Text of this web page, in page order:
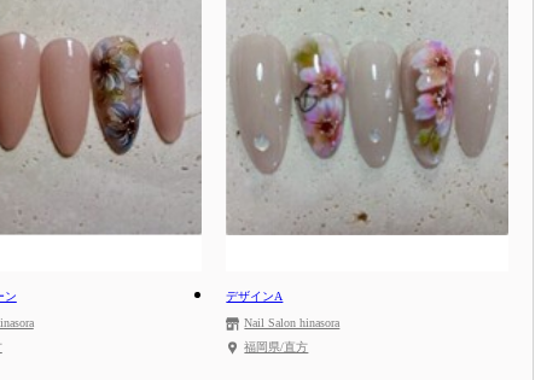
ン
デザインA
Nail Salon hinasora
福岡県/直方